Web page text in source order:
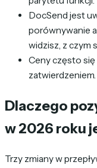
DocSend jest
porównywanie
widzisz, z czym
Ceny często się
zatwierdzeniem.
Dlaczego
w 2026 roku
Trzy zmiany w